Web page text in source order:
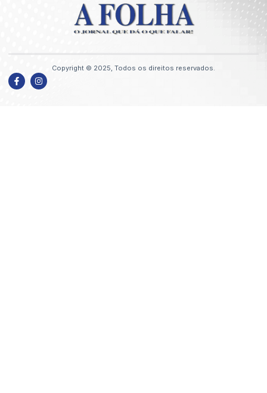
Copyright © 2025, Todos os direitos reservados.